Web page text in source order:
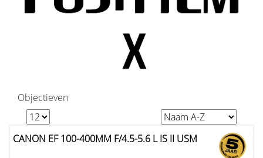
Objectieven
CANON EF 100-400MM F/4.5-5.6 L IS II USM